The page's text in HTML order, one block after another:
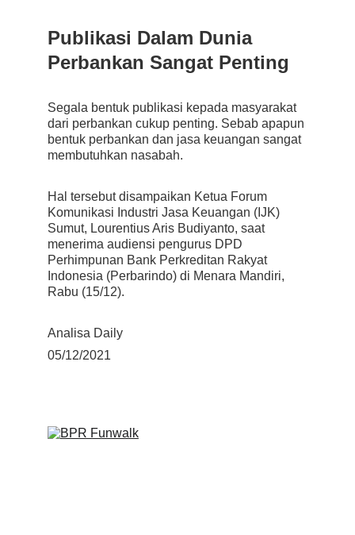
Publikasi Dalam Dunia
Perbankan Sangat Penting
Segala bentuk publikasi kepada masyarakat
dari perbankan cukup penting. Sebab apapun
bentuk perbankan dan jasa keuangan sangat
membutuhkan nasabah.
Hal tersebut disampaikan Ketua Forum
Komunikasi Industri Jasa Keuangan (IJK)
Sumut, Lourentius Aris Budiyanto, saat
menerima audiensi pengurus DPD
Perhimpunan Bank Perkreditan Rakyat
Indonesia (Perbarindo) di Menara Mandiri,
Rabu (15/12).
Analisa Daily
05/12/2021